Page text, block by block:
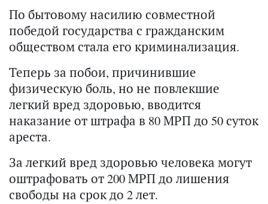
По бытовому насилию совместной
победой государства с гражданским
обществом стала его криминализация.
Теперь за побои, причинившие
физическую боль, но не повлекшие
легкий вред здоровью, вводится
наказание от штрафа в 80 МРП до 50 суток
ареста.
За легкий вред здоровью человека могут
оштрафовать от 200 МРП до лишения
свободы на срок до 2 лет.